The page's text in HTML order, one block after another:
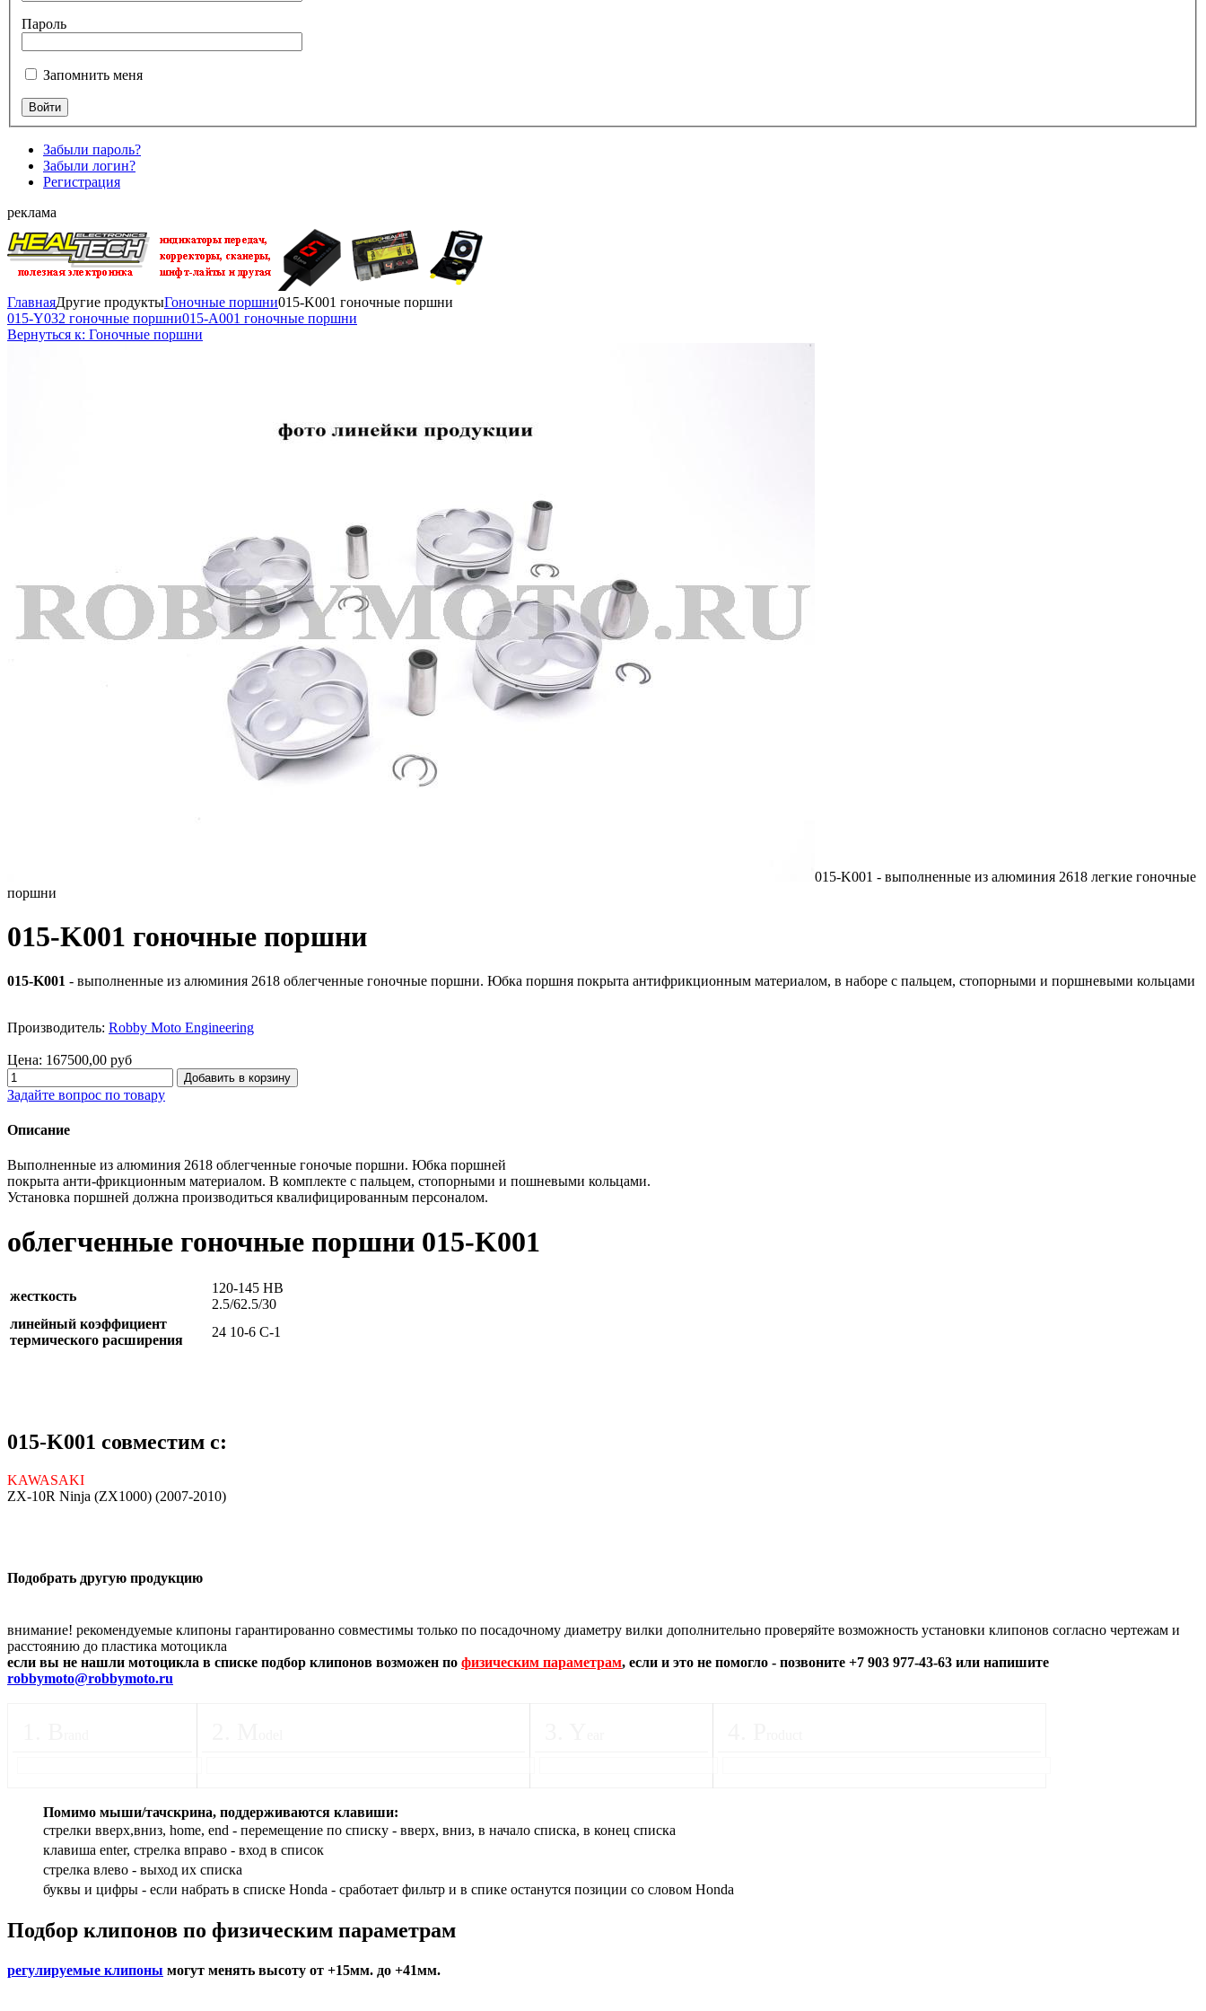
Пароль
Запомнить меня
Забыли пароль?
Забыли логин?
Регистрация
реклама
ГлавнаяДругие продуктыГоночные поршни015-K001 гоночные поршни
015-Y032 гоночные поршни015-A001 гоночные поршни
Вернуться к: Гоночные поршни
015-K001 - выполненные из алюминия 2618 легкие гоночные
поршни
015-K001 гоночные поршни
015-K001 - выполненные из алюминия 2618 облегченные гоночные поршни. Юбка поршня покрыта антифрикционным материалом, в наборе с пальцем, стопорными и поршневыми кольцами
Производитель: Robby Moto Engineering
Цена: 167500,00 руб
Задайте вопрос по товару
Описание
Выполненные из алюминия 2618 облегченные гоночые поршни. Юбка поршней
покрыта анти-фрикционным материалом. В комплекте с пальцем, стопорными и пошневыми кольцами.
Установка поршней должна производиться квалифицированным персоналом.
облегченные гоночные поршни 015-K001
жесткость
120-145 HB
2.5/62.5/30
линейный коэффициент
термического расширения
24 10-6 C-1
015-K001 совместим с:
KAWASAKI
ZX-10R Ninja (ZX1000) (2007-2010)
Подобрать другую продукцию
внимание! рекомендуемые клипоны гарантированно совместимы только по посадочному диаметру вилки дополнительно проверяйте возможность установки клипонов согласно чертежам и
расстоянию до пластика мотоцикла
если вы не нашли мотоцикла в списке подбор клипонов возможен по физическим параметрам, если и это не помогло - позвоните +7 903 977-43-63 или напишите
robbymoto@robbymoto.ru
Помимо мыши/тачскрина, поддерживаются клавиши:
стрелки вверх,вниз, home, end - перемещение по списку - вверх, вниз, в начало списка, в конец списка
клавиша enter, стрелка вправо - вход в список
cтрелка влево - выход их списка
буквы и цифры - если набрать в списке Honda - сработает фильтр и в спике останутся позиции со словом Honda
Подбор клипонов по физическим параметрам
регулируемые клипоны могут менять высоту от +15мм. до +41мм.